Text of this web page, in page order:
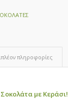
πληροφορίες
με Κεράσι!